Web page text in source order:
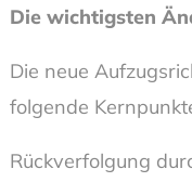
Die wichtigsten
Die neue
folgende
Rückverfolgung